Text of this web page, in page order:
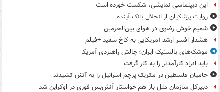
این دیپلماسی نمایشی، شکست خورده است
روایت پزشکیان از انحلال بانک آینده
شمیم خوش رضوی در هوای بین‌الحرمین
هشدار افسر ارشد آمریکایی به کاخ سفید +فیلم
موشک‌های بالستیک ایران؛ چالش راهبردی آمریکا
باید افراد کارآمدتر را به کار گرفت
حامیان فلسطین در مکزیک پرچم اسرائیل را به آتش کشیدند
دبیرکل سازمان ملل باز هم خواستار آتش‌بس فوری در اوکراین شد